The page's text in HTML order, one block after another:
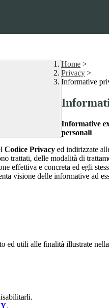
Home >
Privacy >
Informative
Informative
personali
Codice Privacy ed indirizzate
trattati, delle modalità di
effettiva e concreta ed egli
visione delle informative ad
ed utili alle finalità illustrate nella
.